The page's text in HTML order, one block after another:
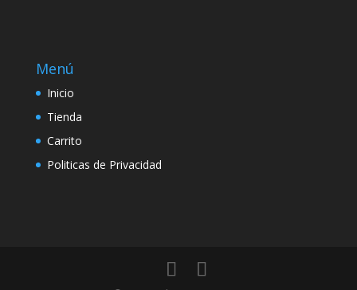
Menú
Inicio
Tienda
Carrito
Politicas de Privacidad